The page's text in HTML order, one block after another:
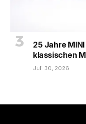
25 Jahre
klassischen
Juli 30, 2026